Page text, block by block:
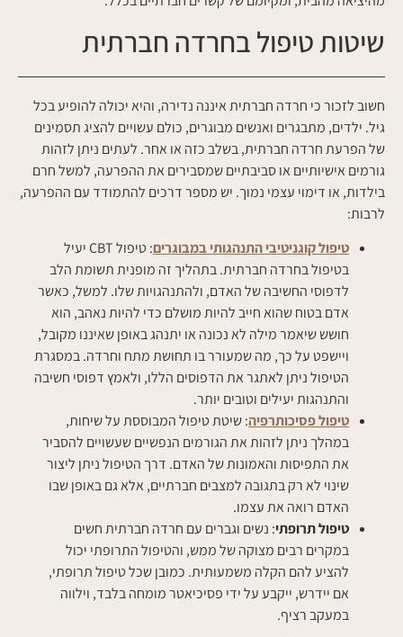
שיטות טיפול בחרדה חברתית
חשוב לזכור כי חרדה חברתית איננה נדירה, והיא יכולה להופיע בכל
גיל. ילדים, מתבגרים ואנשים מבוגרים, כולם עשויים להציג תסמינים
של הפרעת חרדה חברתית, בשלב כזה או אחר. לעתים ניתן לזהות
גורמים אישיותיים או סביבתיים שמסבירים את ההפרעה, למשל חרם
בילדות, או דימוי עצמי נמוך. יש מספר דרכים להתמודד עם ההפרעה,
לרבות:
טיפול קוגניטיבי התנהגותי במבוגרים
: טיפול CBT יעיל
בטיפול בחרדה חברתית. בתהליך זה מופנית תשומת הלב
לדפוסי החשיבה של האדם, ולהתנהגויות שלו. למשל, כאשר
אדם בטוח שהוא חייב להיות מושלם כדי להיות נאהב, הוא
חושש שיאמר מילה לא נכונה או יתנהג באופן שאיננו מקובל,
ויישפט על כך, מה שמעורר בו תחושת מתח וחרדה. במסגרת
הטיפול ניתן לאתגר את הדפוסים הללו, ולאמץ דפוסי חשיבה
והתנהגות יעילים וטובים יותר.
טיפול פסיכותרפיה: שיטת טיפול המבוססת על שיחות,
במהלך ניתן לזהות את הגורמים הנפשיים שעשויים להסביר
את התפיסות והאמונות של האדם. דרך הטיפול ניתן ליצור
שינוי לא רק בתגובה למצבים חברתיים, אלא גם באופן שבו
האדם רואה את עצמו.
טיפול תרופתי: נשים וגברים עם חרדה חברתית חשים
במקרים רבים מצוקה של ממש, והטיפול התרופתי יכול
להציע להם הקלה משמעותית. כמובן שכל טיפול תרופתי,
אם יידרש, ייקבע על ידי פסיכיאטר מומחה בלבד, וילווה
במעקב רציף.